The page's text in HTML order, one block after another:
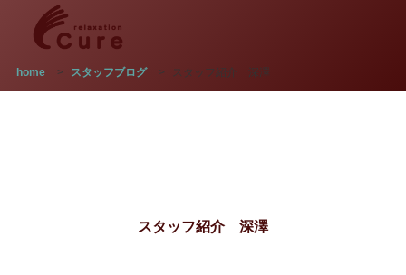
home > スタッフブログ > スタッフ紹介 深澤
スタッフ紹介 深澤